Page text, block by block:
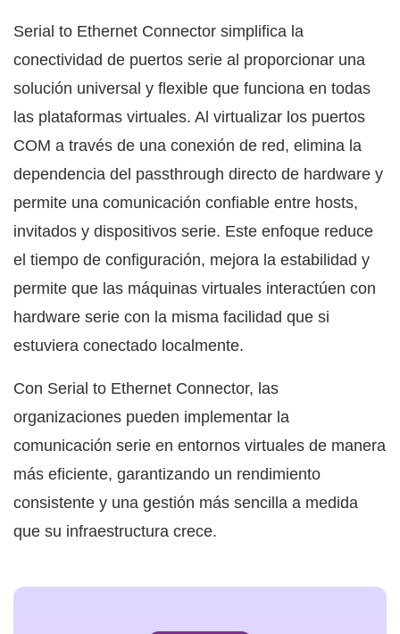
Serial to Ethernet Connector simplifica la
conectividad de puertos serie al proporcionar una
solución universal y flexible que funciona en todas
las plataformas virtuales. Al virtualizar los puertos
COM a través de una conexión de red, elimina la
dependencia del passthrough directo de hardware y
permite una comunicación confiable entre hosts,
invitados y dispositivos serie. Este enfoque reduce
el tiempo de configuración, mejora la estabilidad y
permite que las máquinas virtuales interactúen con
hardware serie con la misma facilidad que si
estuviera conectado localmente.
Con Serial to Ethernet Connector, las
organizaciones pueden implementar la
comunicación serie en entornos virtuales de manera
más eficiente, garantizando un rendimiento
consistente y una gestión más sencilla a medida
que su infraestructura crece.